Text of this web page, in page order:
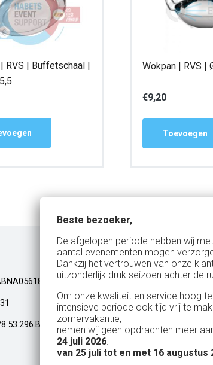
RVS | Buffetschaal |
Wokpan | RVS |
€9,20
Toevoegen
Top!
huren wij in Geldrop
met vrienden. We huren
Uw partner in:
Evenementen
Beste bezoeker,
De afgelopen periode hebben wij
aantal evenementen mogen
Dankzij het vertrouwen van onze
uitzonderlijk druk seizoen achter de
Om onze kwaliteit en service hoog
intensieve periode ook tijd vrij te
zomervakantie,
nemen wij geen opdrachten meer
24 juli 2026.
van 25 juli tot en met 16 augustus